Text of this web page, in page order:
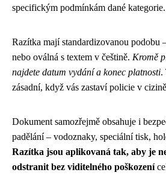
specifickým podmínkám dané kategorie.
Razítka mají standardizovanou podobu
nebo oválná s textem v češtině. Kromě
najdete datum vydání a konec platnosti.
zásadní, když vás zastaví policie v
Dokument samozřejmě obsahuje i
padělání – vodoznaky, speciální tisk,
Razítka jsou aplikovaná tak, aby je
odstranit bez viditelného poškození